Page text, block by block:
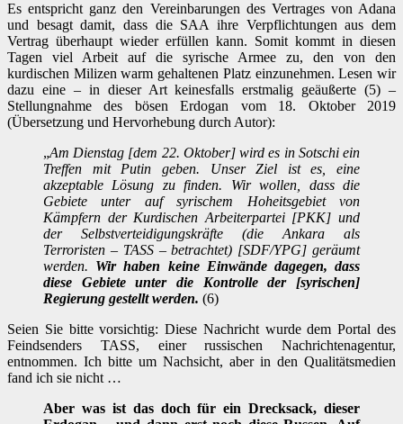
Es entspricht ganz den Vereinbarungen des Vertrages von Adana
und besagt damit, dass die SAA ihre Verpflichtungen aus dem
Vertrag überhaupt wieder erfüllen kann. Somit kommt in diesen
Tagen viel Arbeit auf die syrische Armee zu, den von den
kurdischen Milizen warm gehaltenen Platz einzunehmen. Lesen wir
dazu eine – in dieser Art keinesfalls erstmalig geäußerte (5) –
Stellungnahme des bösen Erdogan vom 18. Oktober 2019
(Übersetzung und Hervorhebung durch Autor):
„Am Dienstag [dem 22. Oktober] wird es in Sotschi ein
Treffen mit Putin geben. Unser Ziel ist es, eine
akzeptable Lösung zu finden. Wir wollen, dass die
Gebiete unter auf syrischem Hoheitsgebiet von
Kämpfern der Kurdischen Arbeiterpartei [PKK] und
der Selbstverteidigungskräfte (die Ankara als
Terroristen – TASS – betrachtet) [SDF/YPG] geräumt
werden. Wir haben keine Einwände dagegen, dass
diese Gebiete unter die Kontrolle der [syrischen]
Regierung gestellt werden. (6)
Seien Sie bitte vorsichtig: Diese Nachricht wurde dem Portal des
Feindsenders TASS, einer russischen Nachrichtenagentur,
entnommen. Ich bitte um Nachsicht, aber in den Qualitätsmedien
fand ich sie nicht …
Aber was ist das doch für ein Drecksack, dieser